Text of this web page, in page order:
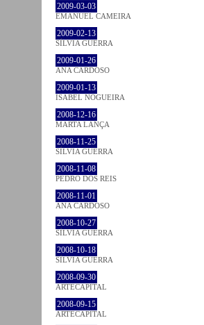
2009-03-03
EMANUEL CAMEIRA
2009-02-13
SÍLVIA GUERRA
2009-01-26
ANA CARDOSO
2009-01-13
ISABEL NOGUEIRA
2008-12-16
MARTA LANÇA
2008-11-25
SÍLVIA GUERRA
2008-11-08
PEDRO DOS REIS
2008-11-01
ANA CARDOSO
2008-10-27
SÍLVIA GUERRA
2008-10-18
SÍLVIA GUERRA
2008-09-30
ARTECAPITAL
2008-09-15
ARTECAPITAL